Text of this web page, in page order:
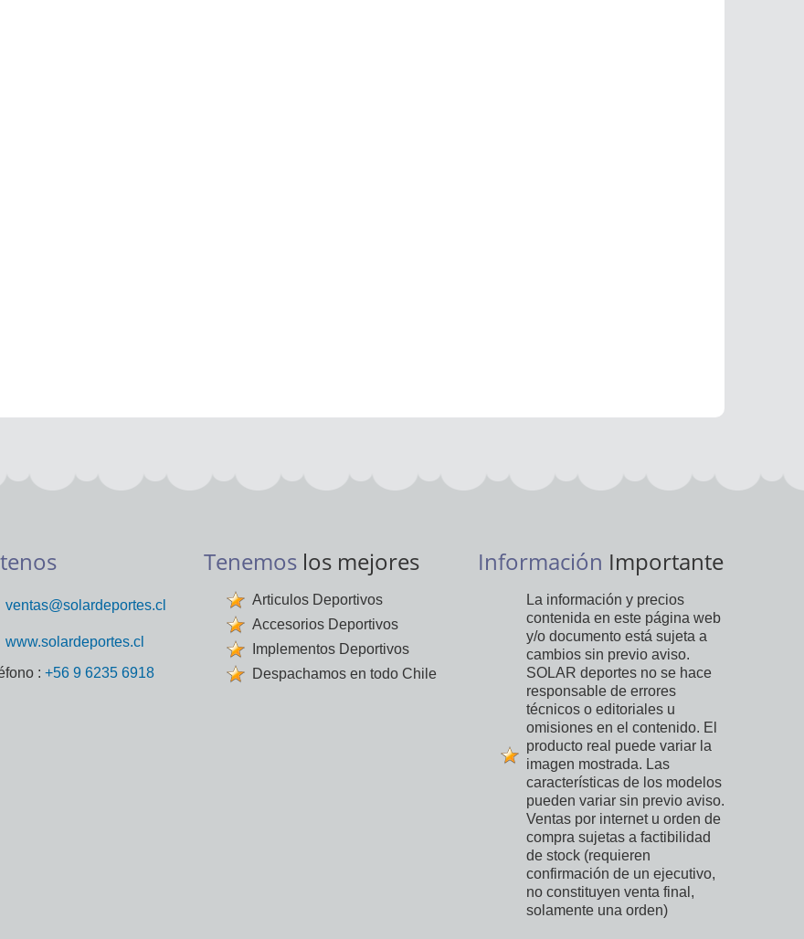
ventas@solardeportes.cl
www.solardeportes.cl
: +56 9 6235 6918
Tenemos los mejores
Articulos Deportivos
Accesorios Deportivos
Implementos Deportivos
Despachamos en todo Chile
Información Importante
La información y precios
contenida en este página web
y/o documento está sujeta a
cambios sin previo aviso.
SOLAR deportes no se hace
responsable de errores
técnicos o editoriales u
omisiones en el contenido. El
producto real puede variar la
imagen mostrada. Las
características de los modelos
pueden variar sin previo aviso.
Ventas por internet u orden de
compra sujetas a factibilidad
de stock (requieren
confirmación de un ejecutivo,
no constituyen venta final,
solamente una orden)